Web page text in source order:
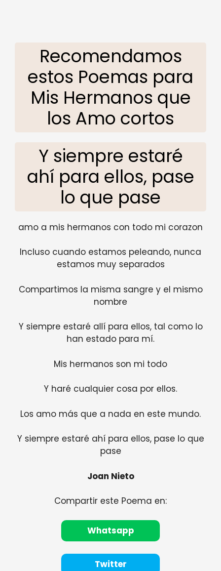
Recomendamos
estos Poemas para
Mis Hermanos que
los Amo cortos
Y siempre estaré
ahí para ellos, pase
lo que pase
amo a mis hermanos con todo mi corazon
Incluso cuando estamos peleando, nunca
estamos muy separados
Compartimos la misma sangre y el mismo
nombre
Y siempre estaré allí para ellos, tal como lo
han estado para mí.
Mis hermanos son mi todo
Y haré cualquier cosa por ellos.
Los amo más que a nada en este mundo.
Y siempre estaré ahí para ellos, pase lo que
pase
Joan Nieto
Compartir este Poema en:
Whatsapp
Twitter